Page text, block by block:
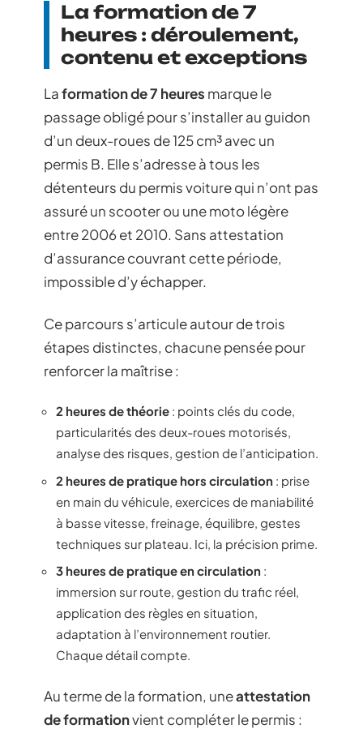
La formation de 7
heures : déroulement,
contenu et exceptions
Laformation de 7 heures marque le
passage obligé pour s’installer au guidon
d’un deux-roues de 125 cm³ avec un
permis B. Elle s’adresse à tous les
détenteurs du permis voiture qui n’ont pas
assuré un scooter ou une moto légère
entre 2006 et 2010. Sans attestation
d’assurance couvrant cette période,
impossible d’y échapper.
Ce parcours s’articule autour de trois
étapes distinctes, chacune pensée pour
renforcer la maîtrise :
2 heures de théorie : points clés du code,
particularités des deux-roues motorisés,
analyse des risques, gestion de l’anticipation.
2 heures de pratique hors circulation : prise
en main du véhicule, exercices de maniabilité
à basse vitesse, freinage, équilibre, gestes
techniques sur plateau. Ici, la précision prime.
3 heures de pratique en circulation :
immersion sur route, gestion du trafic réel,
application des règles en situation,
adaptation à l’environnement routier.
Chaque détail compte.
Au terme de la formation, uneattestation
de formationvient compléter le permis :